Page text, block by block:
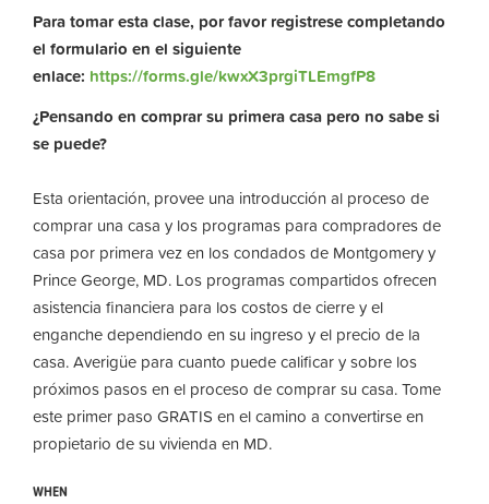
Para tomar esta clase, por favor registrese completando
el formulario en el siguiente
enlace: https://forms.gle/kwxX3prgiTLEmgfP8
¿Pensando en comprar su primera casa pero no sabe si
se puede?
Esta orientación, provee una introducción al proceso de
comprar una casa y los programas para compradores de
casa por primera vez en los condados de Montgomery y
Prince George, MD. Los programas compartidos ofrecen
asistencia financiera para los costos de cierre y el
enganche dependiendo en su ingreso y el precio de la
casa. Averigüe para cuanto puede calificar y sobre los
próximos pasos en el proceso de comprar su casa. Tome
este primer paso GRATIS en el camino a convertirse en
propietario de su vivienda en MD.
WHEN